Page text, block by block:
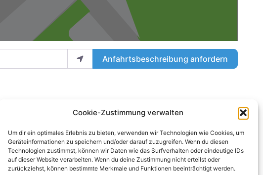
Cookie-Zustimmung verwalten
Um dir ein optimales Erlebnis zu bieten, verwenden wir Technologien wie Cookies, um
Geräteinformationen zu speichern und/oder darauf zuzugreifen. Wenn du diesen
Technologien zustimmst, können wir Daten wie das Surfverhalten oder eindeutige IDs
auf dieser Website verarbeiten. Wenn du deine Zustimmung nicht erteilst oder
zurückziehst, können bestimmte Merkmale und Funktionen beeinträchtigt werden.
Anfahrtsbeschreibung anfordern
Nächstes